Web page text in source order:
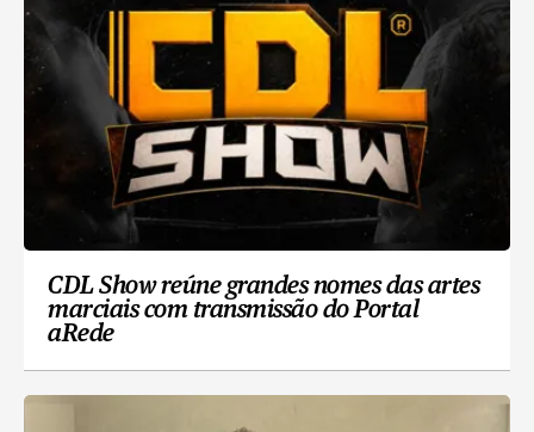
CDL Show reúne grandes nomes das artes
marciais com transmissão do Portal
aRede